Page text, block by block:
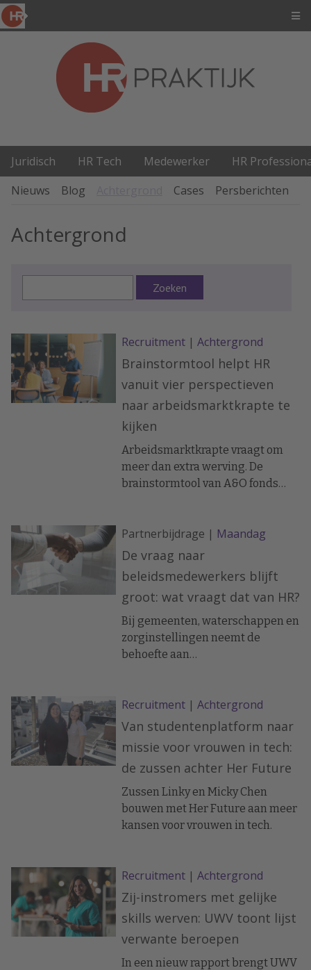
Juridisch HR Tech Medewerker
HR
Nieuws
Blog Cases Persberichten
Achtergrond
Zoeken
Recruitment | Achtergrond
Brainstormtool helpt HR
vanuit vier perspectieven
naar arbeidsmarktkrapte te
kijken
Arbeidsmarktkrapte vraagt om
meer dan extra werving. De
brainstormtool van A&O fonds
managers, financials, IT-
specialisten en medewerkers uit
de business
personeelsvraagstukken vanuit
vier verschillende perspectieven
te bekijken. Dat moet leiden tot
nieuwe oplossingen voor onder
meer instroom, behoud en
Partnerbijdrage | Maandag
De vraag naar
beleidsmedewerkers blijft
groot: wat vraagt dat van HR?
Bij gemeenten, waterschappen en
zorginstellingen neemt de
behoefte aan
alleen vacatures wegzetten. Je
werft in een krappe markt,
concurreert met adviesbureaus
en moet ondertussen kennis zien
te behouden die met senioren de
deur uitloopt. Een bredere blik op
werving en ontwikkeling is
daarbij geen luxe meer.
Recruitment | Achtergrond
Van studentenplatform naar
missie voor vrouwen in tech:
de zussen achter Her Future
Zussen Linky en Micky Chen
bouwen met Her Future aan meer
kansen voor vrouwen in tech.
Recruitment | Achtergrond
Zij-instromers met gelijke
skills werven: UWV toont lijst
verwante beroepen
In een nieuw rapport brengt UWV